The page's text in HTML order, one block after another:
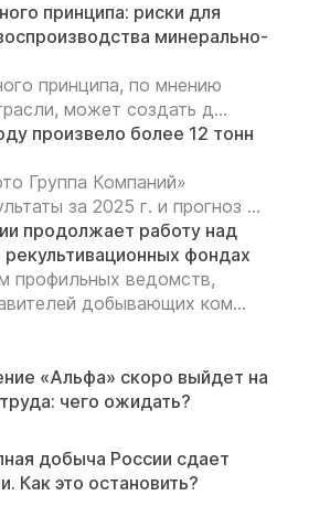
принципа: риски для
минерально-
принципа, по мнению
может создать д...
произвело более 12 тонн
Группа Компаний»
за 2025 г. и прогноз ...
продолжает работу над
фондах
профильных ведомств,
добывающих ком...
«Альфа» скоро выйдет на
чего ожидать?
добыча России сдает
Как это остановить?